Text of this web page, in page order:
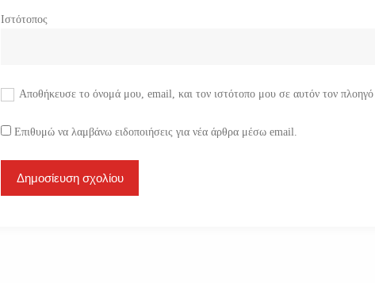
Ιστότοπος
Αποθήκευσε το όνομά μου, email, και τον ιστότοπο μου σε αυτόν τον
Επιθυμώ να λαμβάνω ειδοποιήσεις για νέα άρθρα μέσω email.